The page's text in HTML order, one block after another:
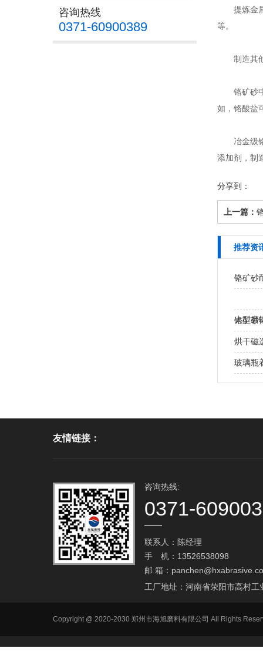
咨询热线
0371-60900389
提炼金
等。
制造其
铬矿砂中
如，铬酸盐
冶金级铬
添加剂，制
分享到：
上一篇：
推荐资
铬矿砂
大型磨
处？
铬矿砂
烘干磁
玻璃瓶
友情链接：
咨询热线:
0371-
联系人：陈经理
手 机：13526538098
邮 箱：
工厂地址：河南省荥阳市高村工
Copyright @ 2020-2030 郑州市海旭磨料有限公司 All Rights